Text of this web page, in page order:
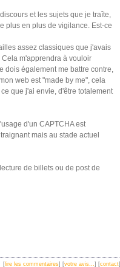
et les sujets que je traîte,
plus en plus de vigilance. Est-ce
assez classiques que j'avais
Cela m'apprendra à vouloir
dois également me battre contre,
web est "made by me", cela
que j'ai envie, d'être totalement
d'un CAPTCHA est
mais au stade actuel
de billets ou de post de
[lire les commentaires] [votre avis...] [contact]